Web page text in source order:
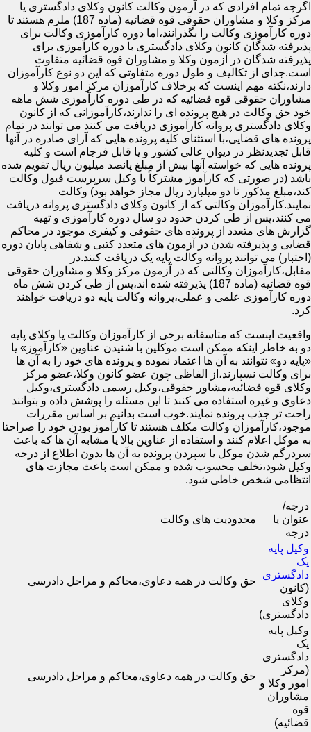
اگرچه تمام افرادی که در آزمون وکالت کانون وکلای دادگستری یا
مرکز وکلا و مشاوران حقوقی قوه قضائیه (ماده 187) ملزم هستند تا
دوره کارآموزی وکالت را بگذرانند،اما دوره کارآموزی وکالت برای
پذیرفته شدگان کانون وکلای دادگستری با دوره کارآموزی برای
پذیرفته شدگان در آزمون وکلا و مشاوران قوه قضائیه متفاوت
است.جدای از تکالیف و طول دوره متفاوتی که این دو نوع کارآموزان
دارند،نکته مهم اینست که برخلاف کارآموزان مرکز امور وکلا و
مشاوران حقوقی قوه قضائیه که در طی دوره کارآموزی شش ماهه
خود حق وکالت در هیچ پرونده ای را ندارند،کارآموزانی که از کانون
وکلای دادگستری پروانه کارآموزی دریافت می کنند می توانند در تمام
پرونده های قضایی،با استثنای کلیه پرونده هایی که آرای صادره در آنها
قابل تجدیدنظر در دیوان عالی کشور و یا قابل فرجام است و کلیه
پرونده هایی که خواسته آنها بیش از مبلغ پانصد میلیون ریال تقویم شده
باشد (در صورتی که کارآموز مشترکاً با وکیل سرپرست قبول وکالت
کند،مبلغ مذکور تا دو میلیارد ریال مجاز خواهد بود) وکالت
نمایند.کارآموزان وکالتی که از کانون وکلای دادگستری پروانه دریافت
می کنند،پس از طی کردن حدود دو سال دوره کارآموزی و تهیه
گزارش های متعدد از پرونده های حقوقی و کیفری موجود در محاکم
قضایی و پذیرفته شدن در آزمون های متعدد کتبی و شفاهی پایان دوره
(اختبار) می توانند پروانه وکالت پایه یک دریافت کنند.در
مقابل،کارآموزان وکالتی که در آزمون مرکز وکلا و مشاوران حقوقی
قوه قضائیه (ماده 187) پذیرفته شده اند،پس از طی کردن شش ماه
دوره کارآموزی علمی و عملی،پروانه وکالت پایه دو دریافت خواهند
کرد.
واقعیت اینست که متاسفانه برخی از کارآموزان وکالت یا وکلای پایه
دو به خاطر اینکه ممکن است موکلین با شنیدن عناوین «کارآموز» یا
«پایه دو» نتوانند به آن ها اعتماد نموده و پرونده های خود را به آن ها
برای وکالت نسپارند،از الفاظی چون عضو کانون وکلا،عضو مرکز
وکلای قوه قضائیه،مشاور حقوقی،وکیل رسمی دادگستری،وکیل
دعاوی و غیره استفاده می کنند تا این مسئله را پوشش داده و بتوانند
راحت تر جذب پرونده نمایند.خوب است بدانیم بر اساس مقررات
موجود،کارآموزان وکالت مکلف هستند تا کارآموز بودن خود را صراحتا
به موکل اعلام کنند و استفاده از عناوین بالا یا مشابه آن ها که باعث
سردرگم شدن موکل یا سپردن پرونده به آن ها بدون اطلاع از درجه
وکیل شود،تخلف محسوب شده و ممکن است باعث مجازت های
انتظامی شخص خاطی شود.
درجه/
عنوان یا
درجه
محدودیت های وکالت
وکیل پایه
یک
دادگستری
(کانون
وکلای
دادگستری)
حق وکالت در همه دعاوی،محاکم و مراحل دادرسی
وکیل پایه
یک
دادگستری
(مرکز
امور وکلا و
مشاوران
قوه
قضائیه)
حق وکالت در همه دعاوی،محاکم و مراحل دادرسی